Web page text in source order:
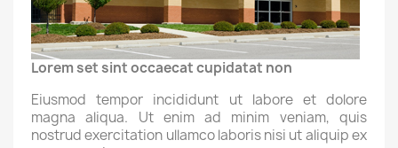
Lorem set sint occaecat cupidatat non
Eiusmod tempor incididunt ut labore et dolore
magna aliqua. Ut enim ad minim veniam, quis
nostrud exercitation ullamco laboris nisi ut aliquip ex